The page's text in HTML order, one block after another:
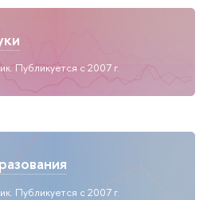
Публикуется с 2007 г.
Публикуется с 2007 г.